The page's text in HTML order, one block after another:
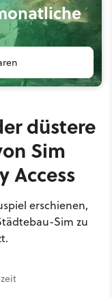
düstere
Sim
Access
erschienen,
Sim zu